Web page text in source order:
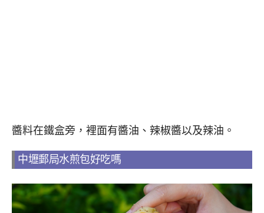
醬料在鐵盒旁，裡面有醬油、辣椒醬以及辣油。
中壢郵局水煎包好吃嗎